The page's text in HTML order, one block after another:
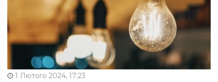
1 Лютого 2024, 17:23